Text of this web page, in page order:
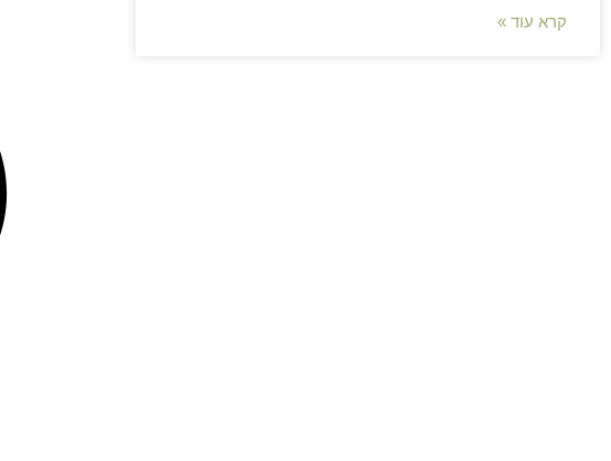
קרא עוד »